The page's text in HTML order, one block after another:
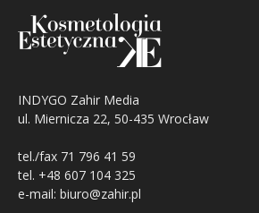
INDYGO Zahir Media
ul. Miernicza 22, 50-435 Wrocław
tel./fax 71 796 41 59
tel. +48 607 104 325
e-mail: biuro@zahir.pl